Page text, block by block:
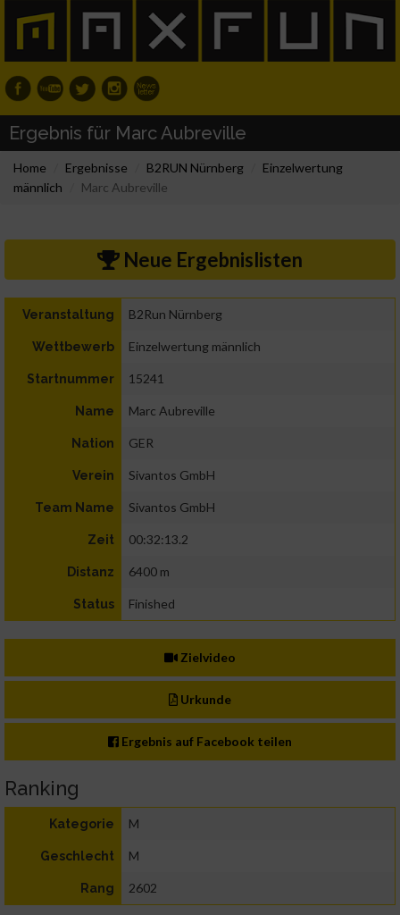
Ergebnis für Marc Aubreville
Home Ergebnisse B2RUN Nürnberg
Einzelwertung
männlich
Marc Aubreville
Neue Ergebnislisten
Veranstaltung B2Run Nürnberg
Wettbewerb Einzelwertung männlich
Startnummer 15241
Name Marc Aubreville
Nation GER
Verein Sivantos GmbH
Team Name Sivantos GmbH
Zeit 00:32:13.2
Distanz 6400 m
Status Finished
Zielvideo
Urkunde
Ergebnis auf Facebook teilen
Ranking
Kategorie M
Geschlecht M
Rang 2602